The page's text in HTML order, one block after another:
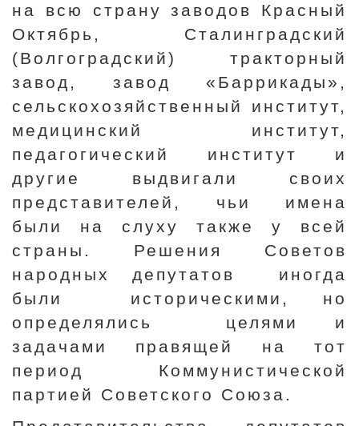
на всю страну заводов Красный
Октябрь, Сталинградский
(Волгоградский) тракторный
завод, завод «Баррикады»,
сельскохозяйственный институт,
медицинский институт,
педагогический институт и
другие выдвигали своих
представителей, чьи имена
были на слуху также у всей
страны. Решения Советов
народных депутатов иногда
были историческими, но
определялись целями и
задачами правящей на тот
период Коммунистической
партией Советского Союза.